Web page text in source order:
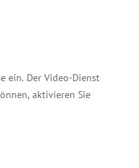
ein. Der Video-Dienst
aktivieren Sie
und im In-Water
Branche.